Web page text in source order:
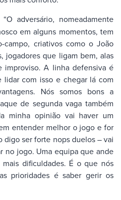
adversário, nomeadamente
em alguns momentos, tem
campo, criativos como o João
jogadores que ligam bem, alas
improviso. A linha defensiva é
lidar com isso e chegar lá com
Nós somos bons a
de segunda vaga também
minha opinião vai haver um
entender melhor o jogo e for
digo ser forte nops duelos – vai
no jogo. Uma equipa que ande
dificuldades. É o que nós
prioridades é saber gerir os